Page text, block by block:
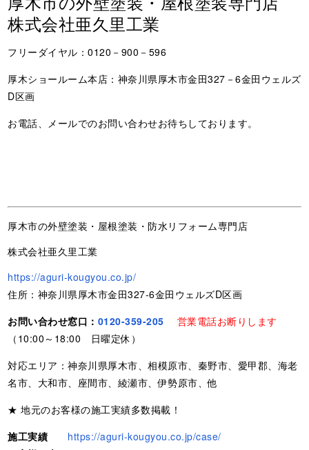
株式会社亜久里工業
フリーダイヤル：0120－900－596
厚木ショールーム本店：神奈川県厚木市金田327－6金田ウェルズ
D区画
お電話、メールでのお問い合わせお待ちしております。
厚木市の外壁塗装・屋根塗装・防水リフォーム専門店
株式会社亜久里工業
https://aguri-kougyou.co.jp/
住所：神奈川県厚木市金田327-6金田ウェルズD区画
お問い合わせ窓口： 0120-359-205
営業電話お断りします
（10:00～18:00 日曜定休）
対応エリア：神奈川県厚木市、相模原市、秦野市、愛甲郡、海老
名市、大和市、座間市、綾瀬市、伊勢原市、他
★ 地元のお客様の施工実績多数掲載！
施工実績
https://aguri-kougyou.co.jp/case/